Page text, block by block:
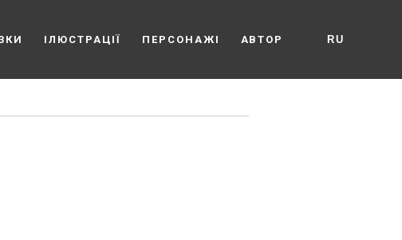
ІЛЮСТРАЦІЇ ПЕРСОНАЖІ АВТОР RU